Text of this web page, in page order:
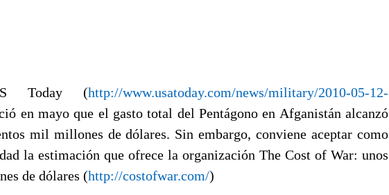
Today (http://www.usatoday.com/news/military/2010-05-12-
en mayo que el gasto total del Pentágono en Afganistán alcanzó
mil millones de dólares. Sin embargo, conviene aceptar como
la estimación que ofrece la organización The Cost of War: unos
de dólares (http://costofwar.com/)